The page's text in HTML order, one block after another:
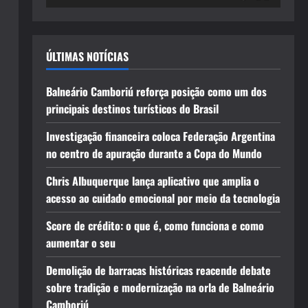
ÚLTIMAS NOTÍCIAS
Balneário Camboriú reforça posição como um dos
principais destinos turísticos do Brasil
Investigação financeira coloca Federação Argentina
no centro de apuração durante a Copa do Mundo
Chris Albuquerque lança aplicativo que amplia o
acesso ao cuidado emocional por meio da tecnologia
Score de crédito: o que é, como funciona e como
aumentar o seu
Demolição de barracas históricas reacende debate
sobre tradição e modernização na orla de Balneário
Camboriú